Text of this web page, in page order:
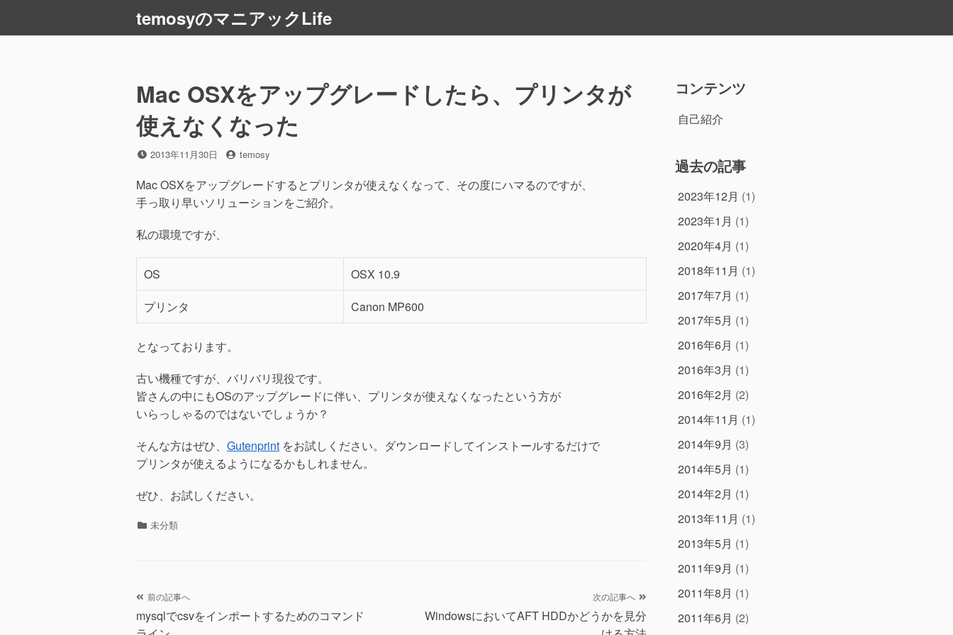
temosyのマニアックLife
Mac OSXをアップグレードしたら、プリンタが
使えなくなった
投
日
2013年11月30日
投
者
temosy
Mac OSXをアップグレードするとプリンタが使えなくなって、その度にハマるのですが、
手っ取り早いソリューションをご紹介。
私の環境ですが、
OS
OSX 10.9
プリンタ
Canon MP600
となっております。
古い機種ですが、バリバリ現役です。
皆さんの中にもOSのアップグレードに伴い、プリンタが使えなくなったという方が
いらっしゃるのではないでしょうか？
そんな方はぜひ、 Gutenprint をお試しください。ダウンロードしてインストールするだけで
プリンタが使えるようになるかもしれません。
ぜひ、お試しください。
カ 未分類
投前の記事へ
mysqlでcsvをインポートするためのコマンド
次の記事へ
WindowsにおいてAFT HDDかどうかを見分
コンテンツ
自己紹介
過去の記事
2023年12月 (1)
2023年1月 (1)
2020年4月 (1)
2018年11月 (1)
2017年7月 (1)
2017年5月 (1)
2016年6月 (1)
2016年3月 (1)
2016年2月 (2)
2014年11月 (1)
2014年9月 (3)
2014年5月 (1)
2014年2月 (1)
2013年11月 (1)
2013年5月 (1)
2011年9月 (1)
2011年8月 (1)
2011年6月 (2)